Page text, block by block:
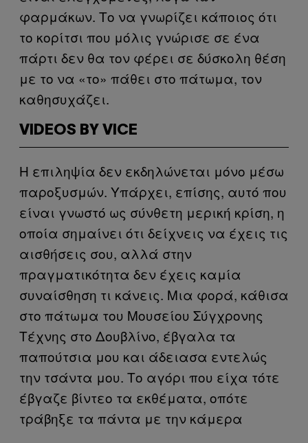
φαρμάκων. Το να γνωρίζει κάποιος ότι
το κορίτσι που μόλις γνώρισε σε ένα
πάρτι δεν θα τον φέρει σε δύσκολη θέση
με το να «το» πάθει στο πάτωμα, τον
καθησυχάζει.
VIDEOS BY VICE
Η επιληψία δεν εκδηλώνεται μόνο μέσω
παροξυσμών. Υπάρχει, επίσης, αυτό που
είναι γνωστό ως σύνθετη μερική κρίση, η
οποία σημαίνει ότι δείχνεις να έχεις τις
αισθήσεις σου, αλλά στην
πραγματικότητα δεν έχεις καμία
συναίσθηση τι κάνεις. Μια φορά, κάθισα
στο πάτωμα του Μουσείου Σύγχρονης
Τέχνης στο Δουβλίνο, έβγαλα τα
παπούτσια μου και άδειασα εντελώς
την τσάντα μου. Το αγόρι που είχα τότε
έβγαζε βίντεο τα εκθέματα, οπότε
τράβηξε τα πάντα με την κάμερα